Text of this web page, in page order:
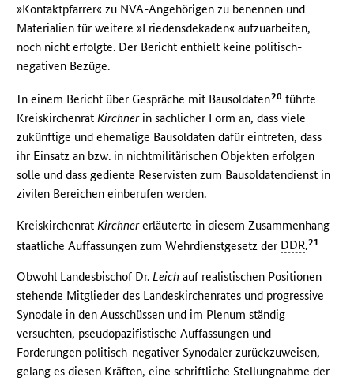
»Kontaktpfarrer« zu NVA-Angehörigen zu benennen und
Materialien für weitere »Friedensdekaden« aufzuarbeiten,
noch nicht erfolgte. Der Bericht enthielt keine politisch-
negativen Bezüge.
In einem Bericht über Gespräche mit Bausoldaten20 führte
Kreiskirchenrat Kirchnerin sachlicher Form an, dass viele
zukünftige und ehemalige Bausoldaten dafür eintreten, dass
ihr Einsatz an bzw. in nichtmilitärischen Objekten erfolgen
solle und dass gediente Reservisten zum Bausoldatendienst in
zivilen Bereichen einberufen werden.
Kreiskirchenrat Kirchnererläuterte in diesem Zusammenhang
staatliche Auffassungen zum Wehrdienstgesetz der DDR.21
Obwohl Landesbischof Dr.Leich auf realistischen Positionen
stehende Mitglieder des Landeskirchenrates und progressive
Synodale in den Ausschüssen und im Plenum ständig
versuchten, pseudopazifistische Auffassungen und
Forderungen politisch-negativer Synodaler zurückzuweisen,
gelang es diesen Kräften, eine schriftliche Stellungnahme der